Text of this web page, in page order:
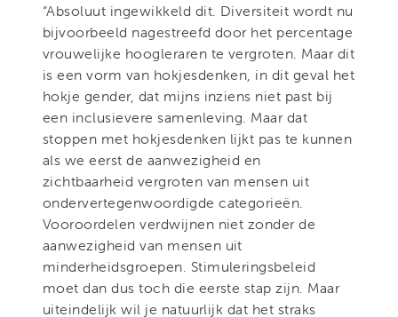
“Absoluut ingewikkeld dit. Diversiteit wordt nu
bijvoorbeeld nagestreefd door het percentage
vrouwelijke hoogleraren te vergroten. Maar dit
is een vorm van hokjesdenken, in dit geval het
hokje gender, dat mijns inziens niet past bij
een inclusievere samenleving. Maar dat
stoppen met hokjesdenken lijkt pas te kunnen
als we eerst de aanwezigheid en
zichtbaarheid vergroten van mensen uit
ondervertegenwoordigde categorieën.
Vooroordelen verdwijnen niet zonder de
aanwezigheid van mensen uit
minderheidsgroepen. Stimuleringsbeleid
moet dan dus toch die eerste stap zijn. Maar
uiteindelijk wil je natuurlijk dat het straks